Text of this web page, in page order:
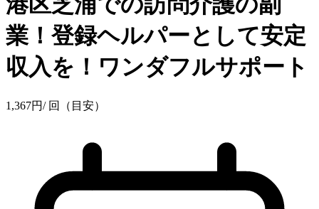
業！登録ヘルパーとして安定
収入を！ワンダフルサポート
1,367円/ 回（目安）